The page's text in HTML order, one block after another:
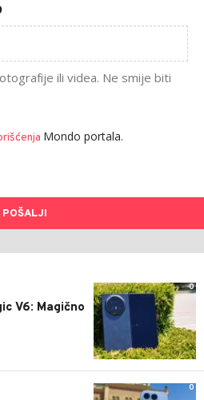
ili videa. Ne smije biti
Mondo portala.
POŠALJI
0
V6: Magično
0